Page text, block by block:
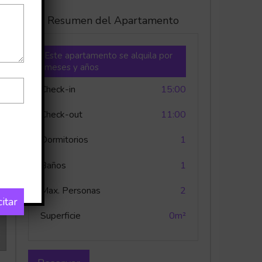
Resumen del Apartamento
Este apartamento se alquila por
meses y años
Check-in
15:00
Check-out
11:00
Dormitorios
1
Baños
1
Max. Personas
2
Superficie
0m²